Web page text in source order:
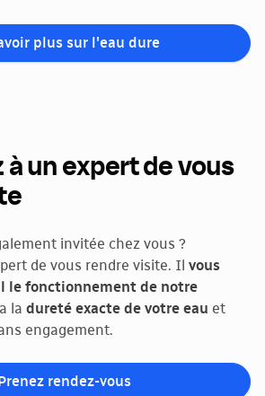
plus sur l'eau dure
à un expert de vous
invitée chez vous ?
de vous rendre visite. Il vous
le fonctionnement de notre
la dureté exacte de votre eau et
engagement.
Prenez rendez-vous